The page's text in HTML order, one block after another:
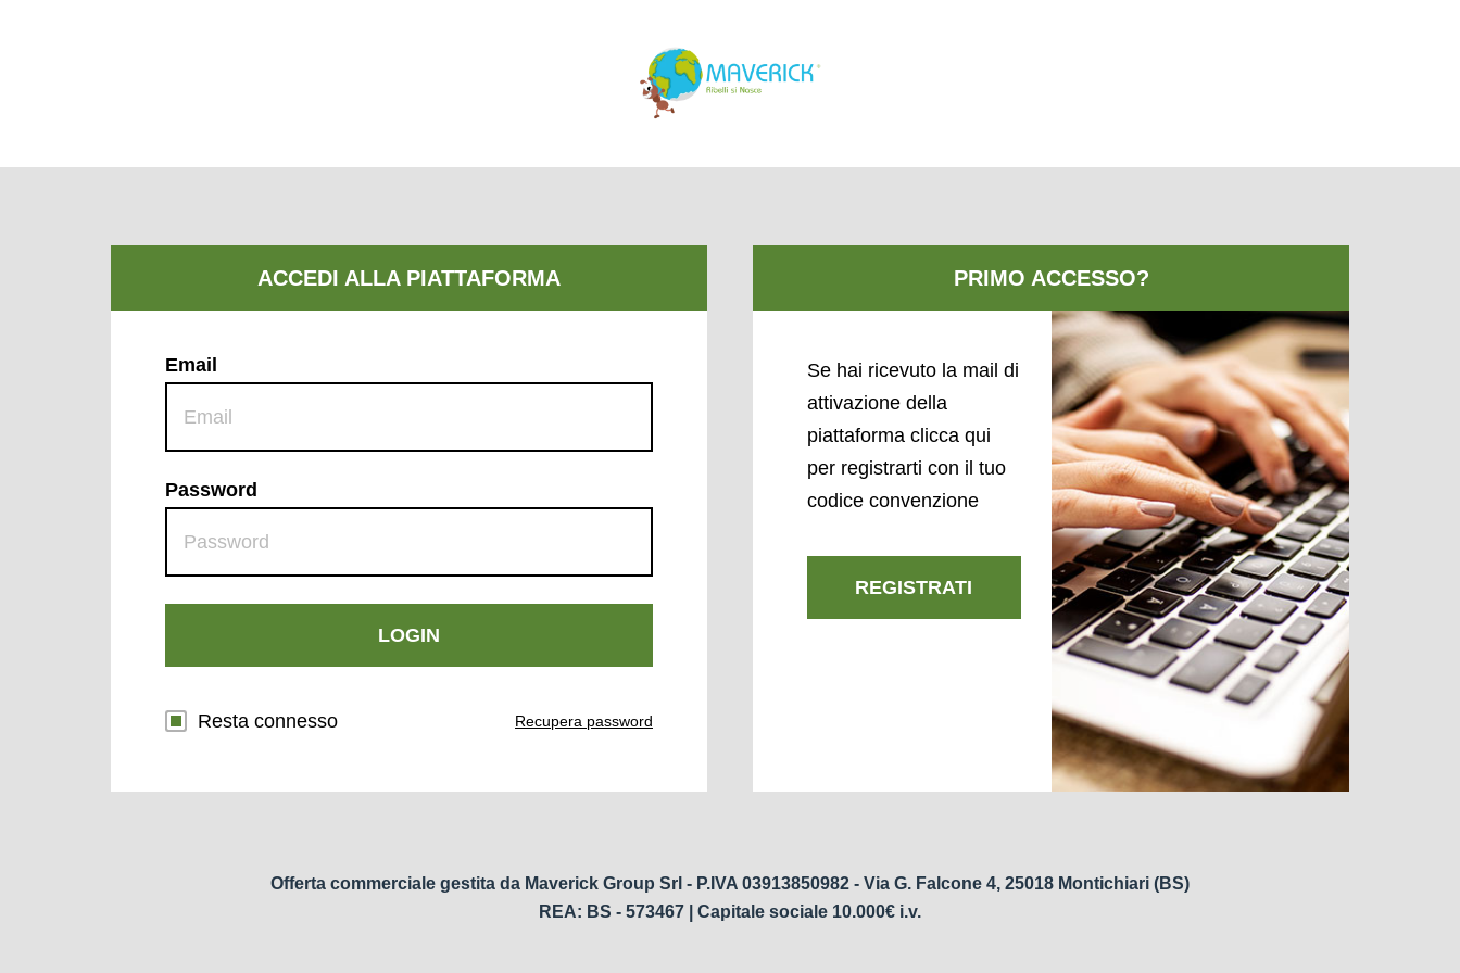
Email
Password
LOGIN
Resta connesso Recupera password
Se hai ricevuto la mail di
attivazione della
piattaforma clicca qui
per registrarti con il tuo
codice convenzione
REGISTRATI
Offerta commerciale gestita da Maverick Group Srl - P.IVA 03913850982 - Via G. Falcone 4, 25018 Montichiari (BS)
REA: BS - 573467 | Capitale sociale 10.000€ i.v.